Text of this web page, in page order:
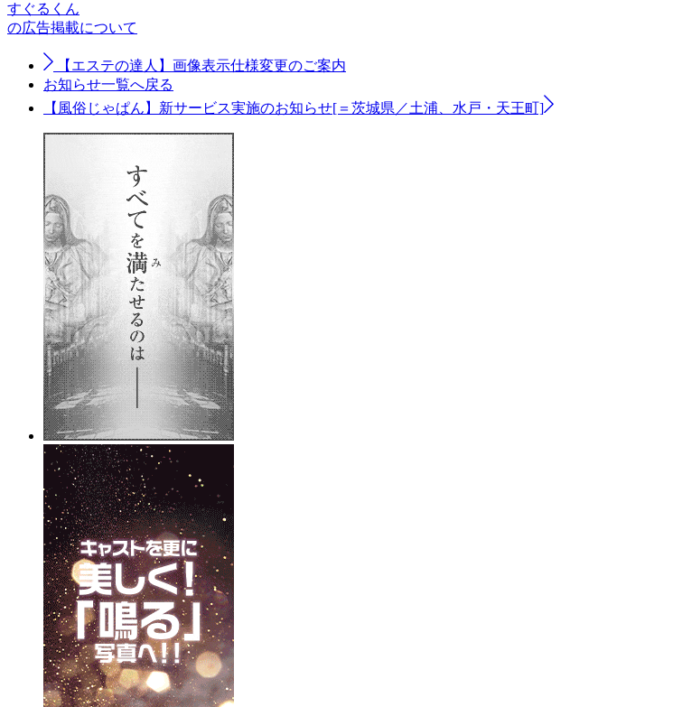
すぐるくん
の広告掲載について
【エステの達人】画像表示仕様変更のご案内
お知らせ一覧へ戻る
【風俗じゃぱん】新サービス実施のお知らせ[＝茨城県／土浦、水戸・天王町]